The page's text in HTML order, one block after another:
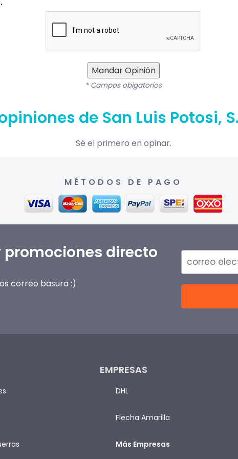
Mandar Opinión
* Campos obigatorios
de San Luis Potosi,
Sé el primero en opinar.
MÉTODOS DE PAGO
promociones directo
correo basura :)
EMPRESAS
DHL
Flecha Amarilla
Más Empresas